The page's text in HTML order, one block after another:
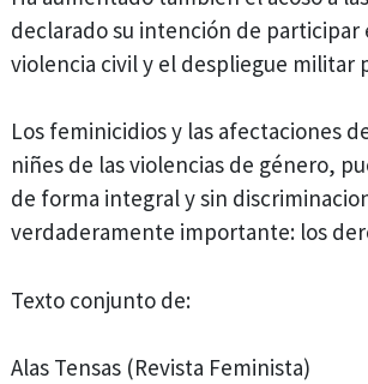
declarado su intención de participar
violencia civil y el despliegue militar
Los feminicidios y las afectaciones
niñes de las violencias de género,
de forma integral y sin
verdaderamente importante: los
Texto conjunto de:
Alas Tensas (Revista Feminista)